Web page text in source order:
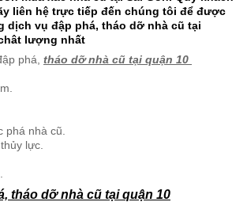
mua xác nhà cũ tại Sài Gòn. Quý khách
liên hệ trực tiếp đến chúng tôi để được
dịch vụ đập phá, tháo dỡ nhà cũ tại
lượng nhất
phá,
nhà cũ.
lực.